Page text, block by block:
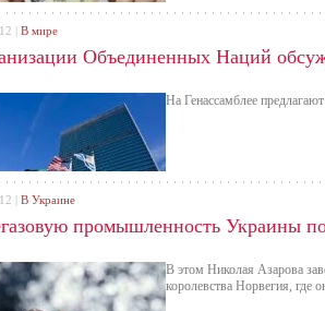
Объединенных Наций
На Генассамблее
| В мире
промышленность Украины
В этом Николая Азарова
королевства Норвегия, где
| В Украине